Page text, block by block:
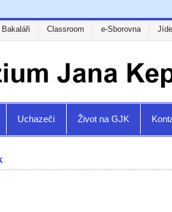
Bakaláři Classroom e-Sborovna
Uchazeči Život na GJK